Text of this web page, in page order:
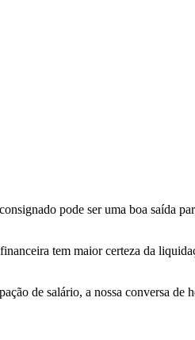
pode ser uma boa saída
tem maior certeza da
de salário, a nossa conversa